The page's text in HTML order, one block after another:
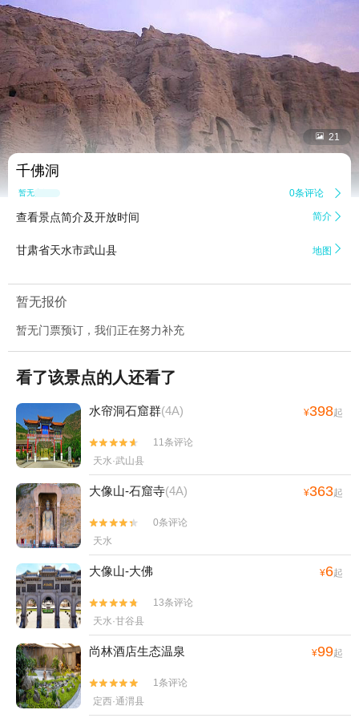
 21
千佛洞
暂无点评 0条评论 
查看景点简介及开放时间 简介 
甘肃省天水市武山县 地图 
暂无报价
暂无门票预订，我们正在努力补充
看了该景点的人还看了
水帘洞石窟群(4A) ¥398起


11条评论
天水·武山县
大像山-石窟寺(4A) ¥363起


0条评论
天水
大像山-大佛 ¥6起


13条评论
天水·甘谷县
尚林酒店生态温泉 ¥99起


1条评论
定西·通渭县
